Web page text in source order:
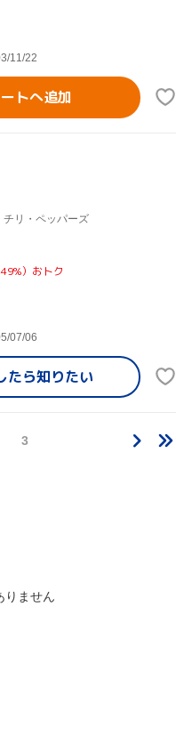
11/22
トへ追加
チリ・ペッパーズ
）おトク
07/06
たら知りたい
3
りません